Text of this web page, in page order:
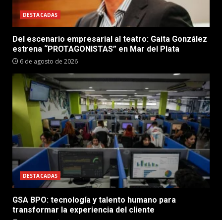
DESTACADAS
Del escenario empresarial al teatro: Gaita González
estrena “PROTAGONISTAS” en Mar del Plata
6 de agosto de 2026
DESTACADAS
GSA BPO: tecnología y talento humano para
transformar la experiencia del cliente